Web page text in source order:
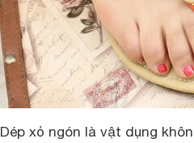
Dép xỏ ngón là vật dụng